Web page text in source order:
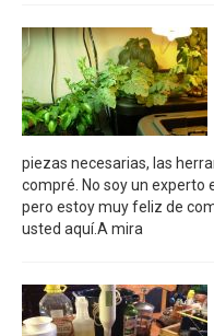
piezas necesarias, las
compré. No soy un experto
pero estoy muy feliz de
usted aquí.A mira